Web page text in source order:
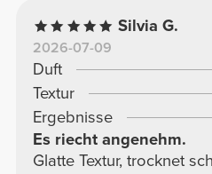
Silvia G.
2026-07-09
Duft
Textur
Ergebnisse
Es riecht angenehm.
Glatte Textur, trocknet